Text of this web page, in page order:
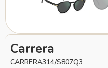
Carrera
CARRERA314/S807Q3